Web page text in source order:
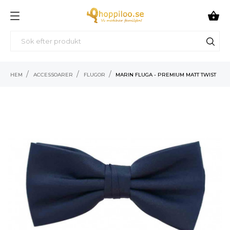

HEM ACCESSOARER FLUGOR MARIN FLUGA - PREMIUM MATT TWIST